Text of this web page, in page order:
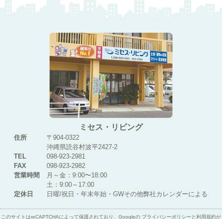
ミセス・リビング
住所
〒904-0322
沖縄県読谷村波平2427-2
TEL
098-923-2981
FAX
098-923-2982
営業時間
月～金：9:00〜18:00
土：9:00～17:00
定休日
日曜/祝日・年末年始・GWその他弊社カレンダーによる
このサイトはreCAPTCHAによって保護されており、Googleの プライバシーポリシー と利用規約が